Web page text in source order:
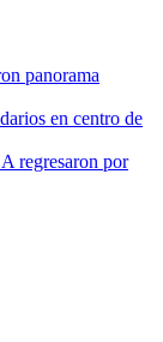
panorama
en centro de
regresaron por